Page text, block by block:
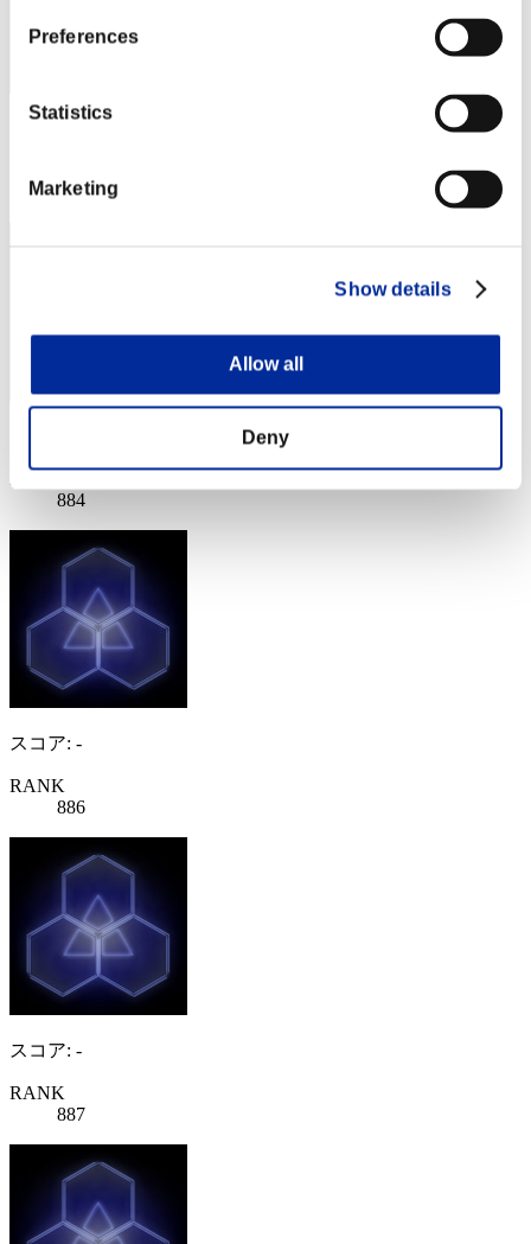
Preferences
Statistics
Marketing
Show details
Allow all
Deny
884
884
スコア: -
RANK
886
スコア: -
RANK
887